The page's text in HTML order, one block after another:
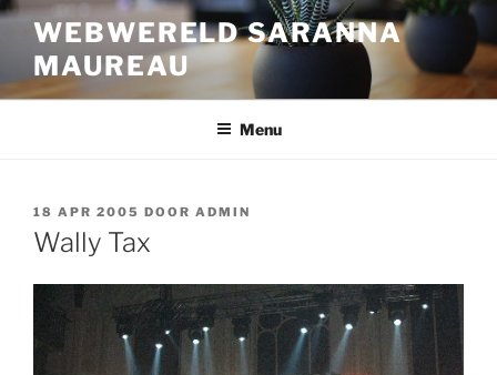
Ga
inhoud
WEBWERELD SARANNA
MAUREAU
Menu
GEPLAATST
OP
18 APR 2005 DOOR ADMIN
Wally Tax